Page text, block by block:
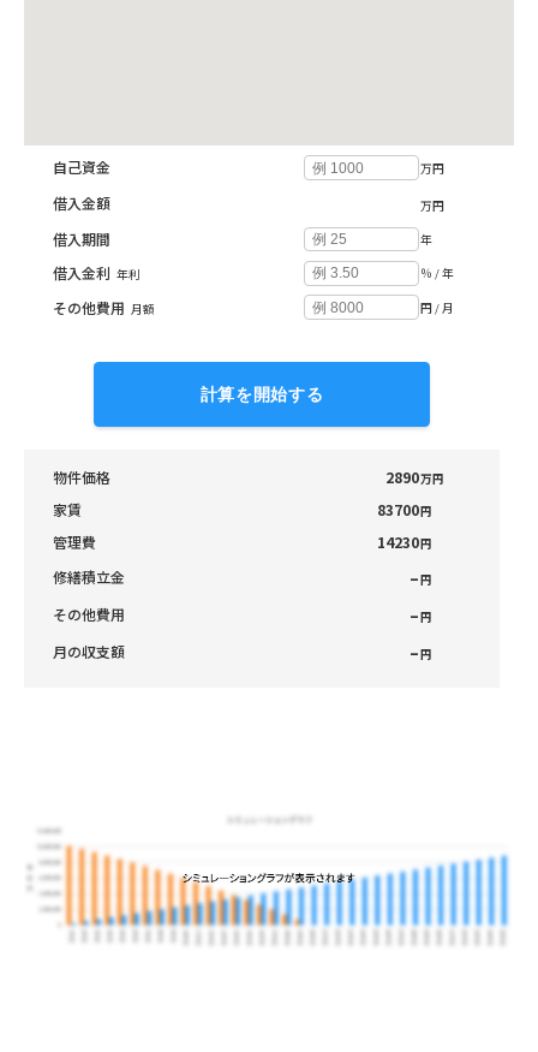
自己資金 万円
借入金額 万円
借入期間 年
借入金利 年利 ％ / 年
その他費用 月額 円 / 月
計算を開始する
物件価格 2890万円
家賃 83700円
管理費 14230円
修繕積立金 –円
その他費用 –円
月の収支額 –円